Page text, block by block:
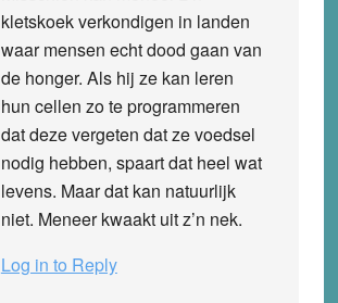
kletskoek verkondigen in landen
waar mensen echt dood gaan van
de honger. Als hij ze kan leren
hun cellen zo te programmeren
dat deze vergeten dat ze voedsel
nodig hebben, spaart dat heel wat
levens. Maar dat kan natuurlijk
niet. Meneer kwaakt uit z’n nek.
Log in to Reply